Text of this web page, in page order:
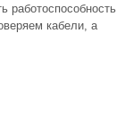
работоспособность
кабели, а